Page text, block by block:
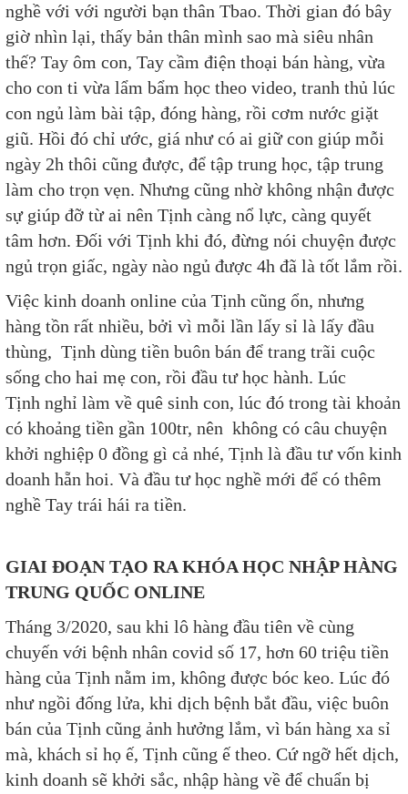
nghề với với người bạn thân Tbao. Thời gian đó bây
giờ nhìn lại, thấy bản thân mình sao mà siêu nhân
thế? Tay ôm con, Tay cầm điện thoại bán hàng, vừa
cho con ti vừa lẩm bẩm học theo video, tranh thủ lúc
con ngủ làm bài tập, đóng hàng, rồi cơm nước giặt
giũ. Hồi đó chỉ ước, giá như có ai giữ con giúp mỗi
ngày 2h thôi cũng được, để tập trung học, tập trung
làm cho trọn vẹn. Nhưng cũng nhờ không nhận được
sự giúp đỡ từ ai nên Tịnh càng nổ lực, càng quyết
tâm hơn. Đối với Tịnh khi đó, đừng nói chuyện được
ngủ trọn giấc, ngày nào ngủ được 4h đã là tốt lắm rồi.
Việc kinh doanh online của Tịnh cũng ổn, nhưng
hàng tồn rất nhiều, bởi vì mỗi lần lấy sỉ là lấy đầu
thùng, Tịnh dùng tiền buôn bán để trang trãi cuộc
sống cho hai mẹ con, rồi đầu tư học hành. Lúc
Tịnh nghỉ làm về quê sinh con, lúc đó trong tài khoản
có khoảng tiền gần 100tr, nên không có câu chuyện
khởi nghiệp 0 đồng gì cả nhé, Tịnh là đầu tư vốn kinh
doanh hẵn hoi. Và đầu tư học nghề mới để có thêm
nghề Tay trái hái ra tiền.​
GIAI ĐOẠN TẠO RA KHÓA HỌC NHẬP HÀNG
TRUNG QUỐC ONLINE
Tháng 3/2020, sau khi lô hàng đầu tiên về cùng
chuyến với bệnh nhân covid số 17, hơn 60 triệu tiền
hàng của Tịnh nằm im, không được bóc keo. Lúc đó
như ngồi đống lửa, khi dịch bệnh bắt đầu, việc buôn
bán của Tịnh cũng ảnh hưởng lắm, vì bán hàng xa sỉ
mà, khách sỉ họ ế, Tịnh cũng ế theo. Cứ ngỡ hết dịch,
kinh doanh sẽ khởi sắc, nhập hàng về để chuẩn bị